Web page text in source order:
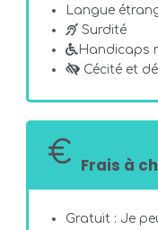
Langue
Surdité
Handicaps
Cécité et
Frais à
Gratuit : Je